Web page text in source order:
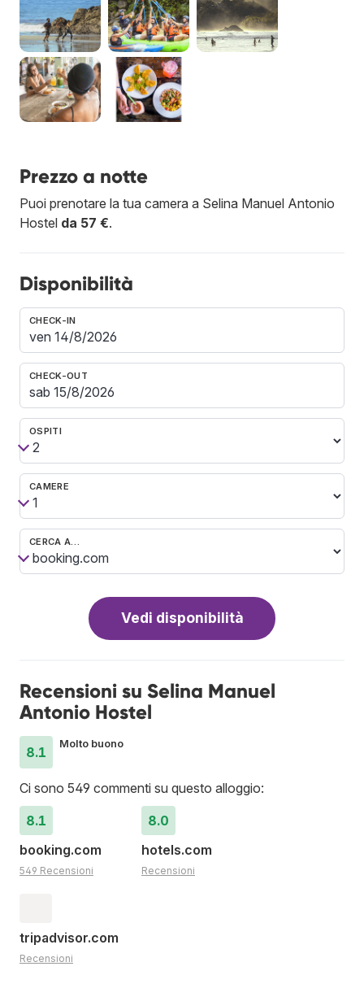
Prezzo a notte
Puoi prenotare la tua camera a Selina Manuel Antonio
Hostel da 57 €.
Disponibilità
CHECK-IN
CHECK-OUT
OSPITI
CAMERE
CERCA A…
Vedi disponibilità
Recensioni su Selina Manuel
Antonio Hostel
8.1
Molto buono
Ci sono 549 commenti su questo alloggio:
8.1
booking.com
549 Recensioni
8.0
hotels.com
Recensioni
tripadvisor.com
Recensioni